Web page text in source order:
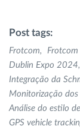
Post tags:
Frotcom
Dublin Expo 2024
Integração da
Monitorização
Análise do estilo
GPS vehicle